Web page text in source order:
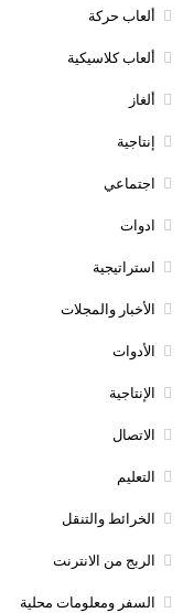
ألعاب حركة
ألعاب كلاسيكية
ألغاز
إنتاجية
اجتماعي
ادوات
استراتيجية
الأخبار والمجلات
الأدوات
الإنتاجية
الاتصال
التعليم
الخرائط والتنقل
الربج من الانترنت
السفر ومعلومات محلية